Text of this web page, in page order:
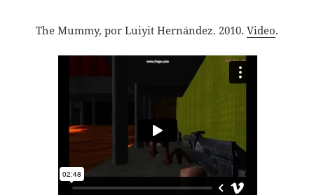
The Mummy, por Luiyit Hernández. 2010. Video.